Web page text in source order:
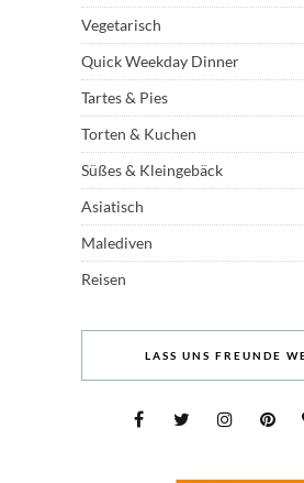
Vegetarisch
Quick Weekday Dinner
Tartes & Pies
Torten & Kuchen
Süßes & Kleingebäck
Asiatisch
Malediven
Reisen
LASS UNS FREUNDE